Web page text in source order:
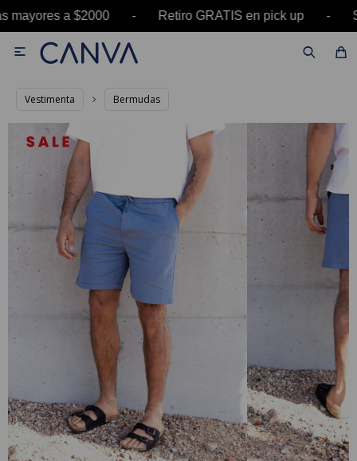
mayores a $2000 - Retiro GRATIS en pick up -

Vestimenta Bermudas